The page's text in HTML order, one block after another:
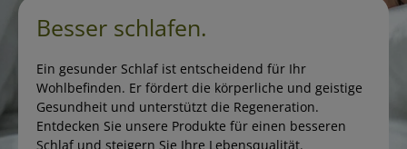
Besser schlafen.
Ein gesunder Schlaf ist entscheidend für Ihr
Wohlbefinden. Er fördert die körperliche und geistige
Gesundheit und unterstützt die Regeneration.
Entdecken Sie unsere Produkte für einen besseren
Schlaf und steigern Sie Ihre Lebensqualität.